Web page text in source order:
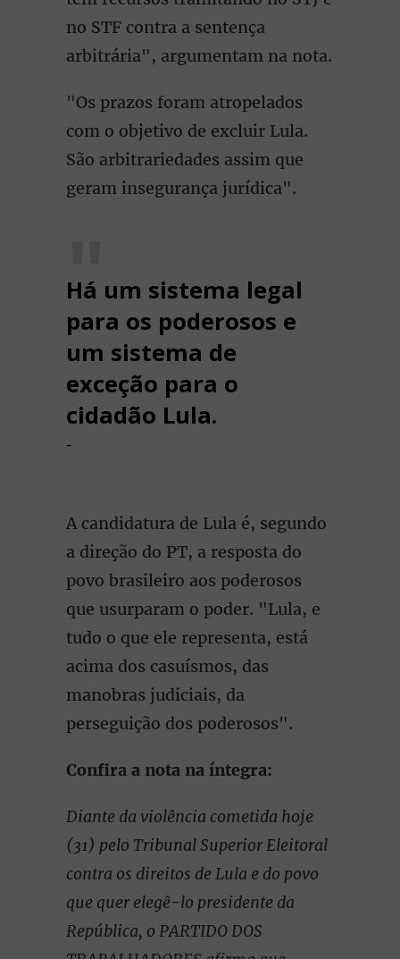
no STF contra a sentença
arbitrária", argumentam na nota.
"Os prazos foram atropelados
com o objetivo de excluir Lula.
São arbitrariedades assim que
geram insegurança jurídica".
Há um sistema legal
para os poderosos e
um sistema de
exceção para o
cidadão Lula.
-
A candidatura de Lula é, segundo
a direção do PT, a resposta do
povo brasileiro aos poderosos
que usurparam o poder. "Lula, e
tudo o que ele representa, está
acima dos casuísmos, das
manobras judiciais, da
perseguição dos poderosos".
Confira a nota na íntegra:
Diante da violência cometida hoje
(31) pelo Tribunal Superior Eleitoral
contra os direitos de Lula e do povo
que quer elegê-lo presidente da
República, o PARTIDO DOS